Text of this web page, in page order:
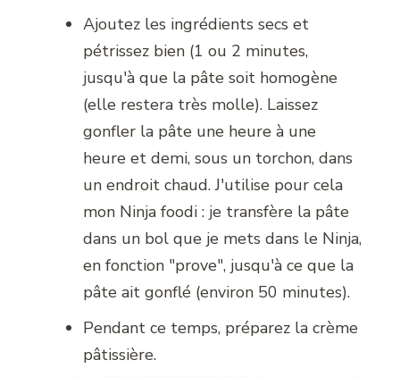
Ajoutez les ingrédients secs et
pétrissez bien (1 ou 2 minutes,
jusqu'à que la pâte soit homogène
(elle restera très molle). Laissez
gonfler la pâte une heure à une
heure et demi, sous un torchon, dans
un endroit chaud. J'utilise pour cela
mon Ninja foodi : je transfère la pâte
dans un bol que je mets dans le Ninja,
en fonction "prove", jusqu'à ce que la
pâte ait gonflé (environ 50 minutes).
Pendant ce temps, préparez la crème
pâtissière.